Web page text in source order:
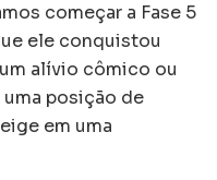
começar a Fase 5
ele conquistou
alívio cômico ou
posição de
em uma